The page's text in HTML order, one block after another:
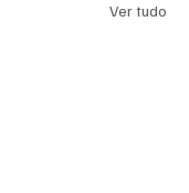
Ver tudo